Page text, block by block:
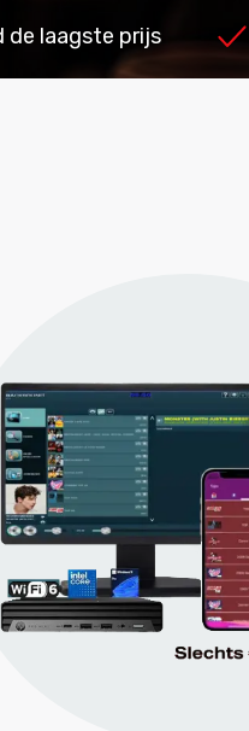
de laagste prijs